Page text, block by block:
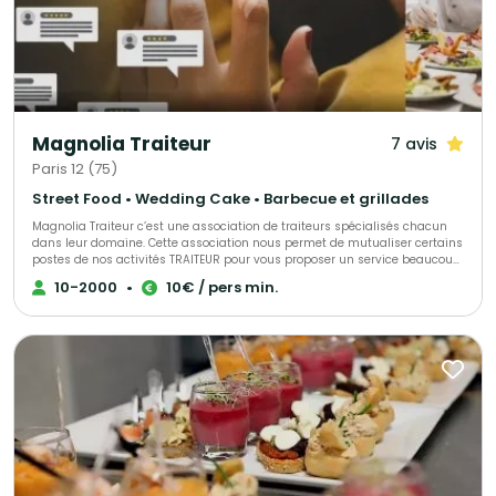
Magnolia Traiteur 7 avis
Paris 12 (75)
Street Food • Wedding Cake • Barbecue et grillades
Magnolia Traiteur c’est une association de traiteurs spécialisés chacun
dans leur domaine. Cette association nous permet de mutualiser certains
postes de nos activités TRAITEUR pour vous proposer un service beaucoup
plus performant à tous les niveaux, LES AVANTAGES pour mieux vous
servir : - Un standard commun pour une réponse immédiate à vos
nous vous enverrons. - Une qualité de produits irréprochables (consulter
les centaines d’avis de nos clients sur Magnolia Traiteur) - Les achats de
matières premières de base mutualisées pour des coûts optimisés sur
nos devis - Des frais de publicité partagés pour descendre nos charges
fixes et vous proposer les meilleurs tarifs. - Une offre plus large avec un
seul interlocuteur « Magnolia Traiteur» - Des devis complet avec grâce à
nos partenaires « complémentaires » et spécialistes de l’événementiel,
avec toutes les options en complément que vous désirerez comme : Un
lieu, du matériel de location, de la sonorisation, du personnel de service,
un DJ, un photobooth, une location de verre, des jeux de lumières, etc… - Et
10-2000 • 10€ / pers min.